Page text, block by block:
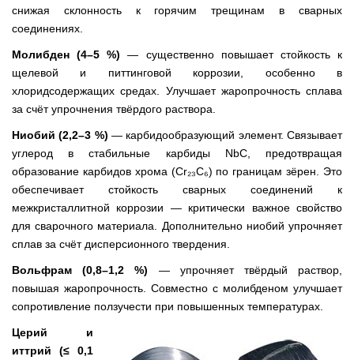
снижая склонность к горячим трещинам в сварных
соединениях.
Молибден (4–5 %) — существенно повышает стойкость к
щелевой и питтинговой коррозии, особенно в
хлоридсодержащих средах. Улучшает жаропрочность сплава
за счёт упрочнения твёрдого раствора.
Ниобий (2,2–3 %) — карбидообразующий элемент. Связывает
углерод в стабильные карбиды NbC, предотвращая
образование карбидов хрома (Cr₂₃C₆) по границам зёрен. Это
обеспечивает стойкость сварных соединений к
межкристаллитной коррозии — критически важное свойство
для сварочного материала. Дополнительно ниобий упрочняет
сплав за счёт дисперсионного твердения.
Вольфрам (0,8–1,2 %) — упрочняет твёрдый раствор,
повышая жаропрочность. Совместно с молибденом улучшает
сопротивление ползучести при повышенных температурах.
Церий и
иттрий (≤ 0,1